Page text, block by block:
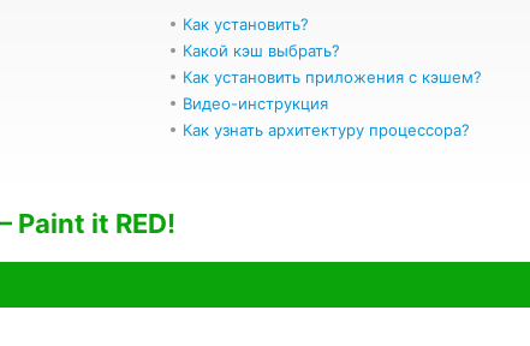
Как установить?
Какой кэш выбрать?
Как установить приложения с кэшем?
Видео-инструкция
Как узнать архитектуру процессора?
Paint it RED!